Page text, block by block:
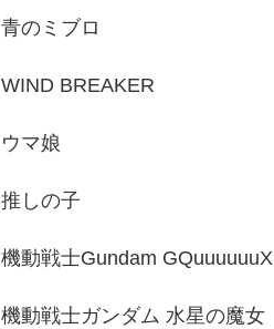
青のミブロ
WIND BREAKER
ウマ娘
推しの子
機動戦士Gundam GQuuuuuuX
機動戦士ガンダム 水星の魔女